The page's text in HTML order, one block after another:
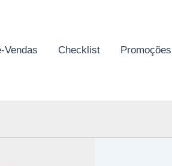
Vendas Checklist Promoções